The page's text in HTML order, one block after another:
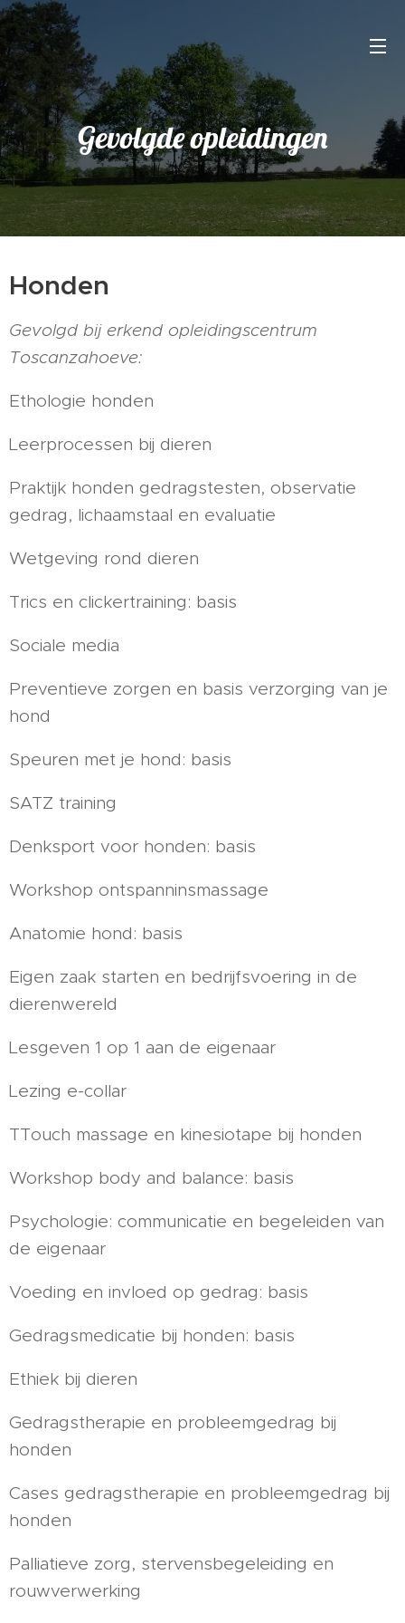
Gevolgde opleidingen
Honden
Gevolgd bij erkend opleidingscentrum
Toscanzahoeve:
Ethologie honden
Leerprocessen bij dieren
Praktijk honden gedragstesten, observatie
gedrag, lichaamstaal en evaluatie
Wetgeving rond dieren
Trics en clickertraining: basis
Sociale media
Preventieve zorgen en basis verzorging van je
hond
Speuren met je hond: basis
SATZ training
Denksport voor honden: basis
Workshop ontspanninsmassage
Anatomie hond: basis
Eigen zaak starten en bedrijfsvoering in de
dierenwereld
Lesgeven 1 op 1 aan de eigenaar
Lezing e-collar
TTouch massage en kinesiotape bij honden
Workshop body and balance: basis
Psychologie: communicatie en begeleiden van
de eigenaar
Voeding en invloed op gedrag: basis
Gedragsmedicatie bij honden: basis
Ethiek bij dieren
Gedragstherapie en probleemgedrag bij
honden
Cases gedragstherapie en probleemgedrag bij
honden
Palliatieve zorg, stervensbegeleiding en
rouwverwerking